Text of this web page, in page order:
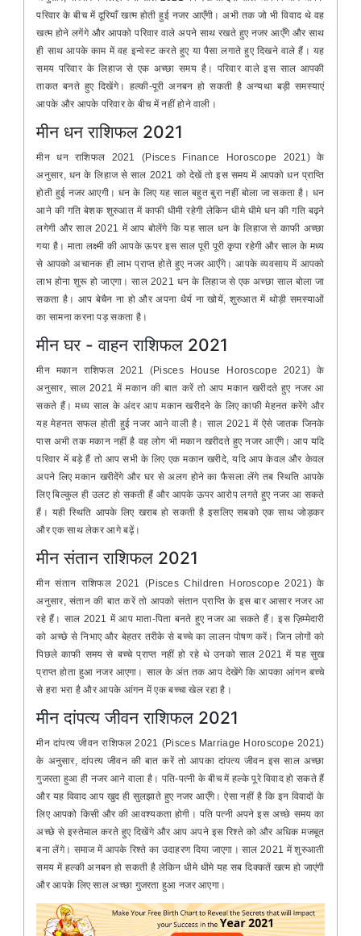
परिवार के बीच में दूरियाँ खत्म होती हुई नजर आएँगी। अभी तक जो भी विवाद थे वह
खत्म होने लगेंगे और आपको परिवार वाले अपने साथ रखते हुए नजर आएँगे और साथ
ही साथ आपके काम में वह इन्वेस्ट करते हुए या पैसा लगाते हुए दिखने वाले हैं। यह
समय परिवार के लिहाज से एक अच्छा समय है। परिवार वाले इस साल आपकी
ताकत बनते हुए दिखेंगे। हल्की-पूरी अनबन हो सकती है अन्यथा बड़ी समस्याएं
आपके और आपके परिवार के बीच में नहीं होने वाली।
मीन धन राशिफल 2021
मीन धन राशिफल 2021 (Pisces Finance Horoscope 2021) के
अनुसार, धन के लिहाज से साल 2021 को देखें तो इस समय में आपको धन प्राप्ति
होती हुई नजर आएगी। धन के लिए यह साल बहुत बुरा नहीं बोला जा सकता है। धन
आने की गति बेशक शुरुआत में काफी धीमी रहेगी लेकिन धीमे धीमे धन की गति बढ़ने
लगेगी और साल 2021 में आप बोलेंगे कि यह साल धन के लिहाज से काफी अच्छा
गया है। माता लक्ष्मी की आपके ऊपर इस साल पूरी पूरी कृपा रहेगी और साल के मध्य
से आपको अचानक ही लाभ प्राप्त होते हुए नजर आएँगे। आपके व्यवसाय में आपको
लाभ होना शुरू हो जाएगा। साल 2021 धन के लिहाज से एक अच्छा साल बोला जा
सकता है। आप बेचैन ना हो और अपना धैर्य ना खोयें, शुरुआत में थोड़ी समस्याओं
का सामना करना पड़ सकता है।
मीन घर - वाहन राशिफल 2021
मीन मकान राशिफल 2021 (Pisces House Horoscope 2021) के
अनुसार, साल 2021 में मकान की बात करें तो आप मकान खरीदते हुए नजर आ
सकते हैं। मध्य साल के अंदर आप मकान खरीदने के लिए काफी मेहनत करेंगे और
यह मेहनत सफल होती हुई नजर आने वाली है। साल 2021 में ऐसे जातक जिनके
पास अभी तक मकान नहीं है वह लोग भी मकान खरीदते हुए नजर आएँगे। आप यदि
परिवार में बड़े हैं तो आप सभी के लिए एक मकान खरीदे, यदि आप केवल और केवल
अपने लिए मकान खरीदेंगे और घर से अलग होने का फैसला लेंगे तब स्थिति आपके
लिए बिल्कुल ही उलट हो सकती हैं और आपके ऊपर आरोप लगते हुए नजर आ सकते
हैं। यही स्थिति आपके लिए खराब हो सकती है इसलिए सबको एक साथ जोड़कर
और एक साथ लेकर आगे बढ़ें।
मीन संतान राशिफल 2021
मीन संतान राशिफल 2021 (Pisces Children Horoscope 2021) के
अनुसार, संतान की बात करें तो आपको संतान प्राप्ति के इस बार आसार नजर आ
रहे हैं। साल 2021 में आप माता-पिता बनते हुए नजर आ सकते हैं। इस ज़िम्मेदारी
को अच्छे से निभाए और बेहतर तरीके से बच्चे का लालन पोषण करें। जिन लोगों को
पिछले काफी समय से बच्चे प्राप्त नहीं हो रहे थे उनको साल 2021 में यह सुख
प्राप्त होता हुआ नजर आएगा। साल के अंत तक आप देखेंगे कि आपका आंगन बच्चे
से हरा भरा है और आपके आंगन में एक बच्चा खेल रहा है।
मीन दांपत्य जीवन राशिफल 2021
मीन दांपत्य जीवन राशिफल 2021 (Pisces Marriage Horoscope 2021)
के अनुसार, दांपत्य जीवन की बात करें तो आपका दांपत्य जीवन इस साल अच्छा
गुजरता हुआ ही नजर आने वाला है। पति-पत्नी के बीच में हल्के पूरे विवाद हो सकते हैं
और यह विवाद आप खुद ही सुलझाते हुए नजर आएँगे। ऐसा नहीं है कि इन विवादों के
लिए आपको किसी और की आवश्यकता होगी। पति पत्नी अपने इस अच्छे समय का
अच्छे से इस्तेमाल करते हुए दिखेंगे और आप अपने इस रिश्ते को और अधिक मजबूत
बना लेंगे। समाज में आपके रिश्ते का उदाहरण दिया जाएगा। साल 2021 में शुरुआती
समय में हल्की अनबन हो सकती है लेकिन धीमे धीमे यह सब दिक्कतें खत्म हो जाएंगी
और आपके लिए साल अच्छा गुजरता हुआ नजर आएगा।